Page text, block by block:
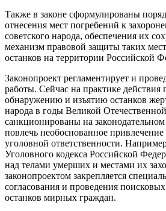
Также в законе сформулированы
отнесения мест погребений к
советского народа, обеспечения их
механизм правовой защиты таких
останков на территории Российской
Законопроект регламентирует и
работы. Сейчас на практике действия
обнаружению и изъятию останков
народа в годы Великой
санкционированы на
повлечь необоснованное
уголовной ответственности.
Уголовного кодекса Российской
над телами умерших и местами их
законопроектом закрепляется
согласования и проведения
останков мирных граждан.